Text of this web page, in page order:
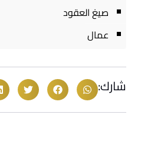
صيغ العقود
عمال
شارك: